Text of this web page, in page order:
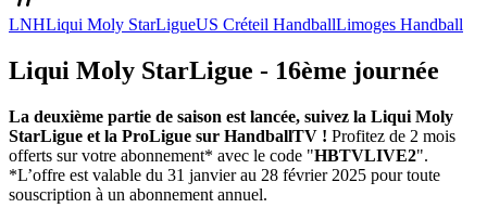
LNHLiqui Moly StarLigueUS Créteil HandballLimoges Handball
Liqui Moly StarLigue - 16ème journée
La deuxième partie de saison est lancée, suivez la Liqui Moly
StarLigue et la ProLigue sur HandballTV ! Profitez de 2 mois
offerts sur votre abonnement* avec le code "HBTVLIVE2".
*L’offre est valable du 31 janvier au 28 février 2025 pour toute
souscription à un abonnement annuel.